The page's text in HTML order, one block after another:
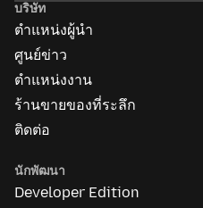
บริษัท
ตำแหน่งผู้นำ
ศูนย์ข่าว
ตำแหน่งงาน
ร้านขายของที่ระลึก
ติดต่อ
นักพัฒนา
Developer Edition